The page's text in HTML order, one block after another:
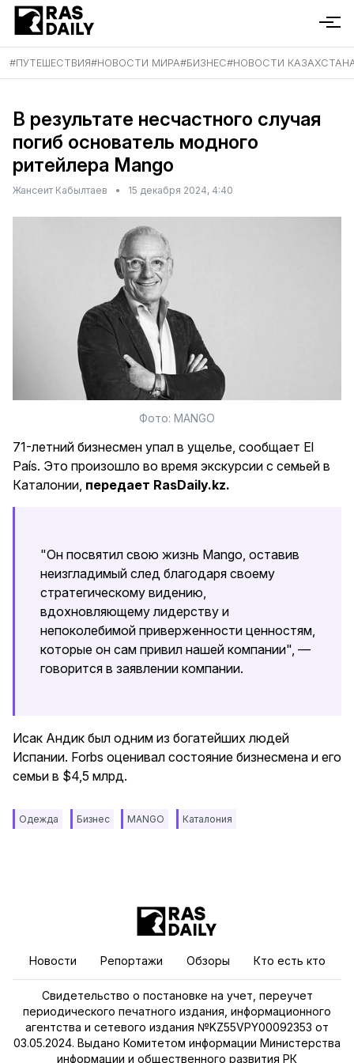
#ПУТЕШЕСТВИЯ#НОВОСТИ МИРА#БИЗНЕС#НОВОСТИ
В результате несчастного случая
погиб основатель модного
ритейлера Mango
Жансеит Кабылтаев • 15 декабря 2024, 4:40
Фото: MANGO
71-летний бизнесмен упал в ущелье, сообщает Еl
País. Это произошло во время экскурсии с семьей в
Каталонии, передает RasDaily.kz.
"Он посвятил свою жизнь Mango, оставив
неизгладимый след благодаря своему
стратегическому видению,
вдохновляющему лидерству и
непоколебимой приверженности ценностям,
которые он сам привил нашей компании", —
говорится в заявлении компании.
Исак Андик был одним из богатейших людей
Испании. Forbs оценивал состояние бизнесмена и его
семьи в $4,5 млрд.
Одежда Бизнес MANGO Каталония
Новости Репортажи Обзоры Кто есть кто
Свидетельство о постановке на учет, переучет
периодического печатного издания, информационного
агентства и сетевого издания №KZ55VPY00092353 от
03.05.2024. Выдано Комитетом информации Министерства
информации и общественного развития РК